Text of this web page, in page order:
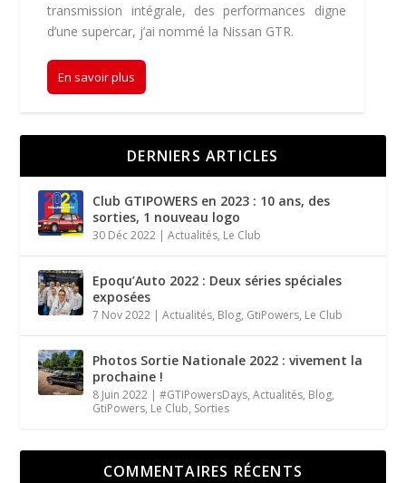
transmission intégrale, des performances digne
d’une supercar, j’ai nommé la Nissan GTR.
En savoir plus
DERNIERS ARTICLES
Club GTIPOWERS en 2023 : 10 ans, des
sorties, 1 nouveau logo
30 Déc 2022 |Actualités, Le Club
Epoqu’Auto 2022 : Deux séries spéciales
exposées
7 Nov 2022 |Actualités, Blog, GtiPowers, Le Club
Photos Sortie Nationale 2022 : vivement la
prochaine !
8 Juin 2022 |#GTIPowersDays,Actualités, Blog,
GtiPowers, Le Club, Sorties
COMMENTAIRES RÉCENTS